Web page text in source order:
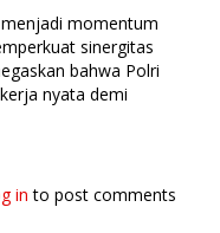
momentum
sinergitas
bahwa Polri
nyata demi
in to post comments